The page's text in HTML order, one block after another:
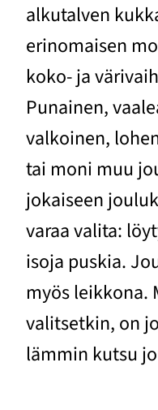
alkutalven
erinomaisen
koko- ja
Punainen,
valkoinen,
tai moni muu
jokaiseen
varaa valita:
isoja puskia.
myös leikkona.
valitsetkin, on
lämmin kutsu